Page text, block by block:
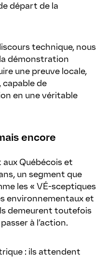
départ de la
technique, nous
démonstration
une preuve locale,
de
en une véritable
encore
aux Québécois et
un segment que
les « VÉ-sceptiques
environnementaux et
demeurent toutefois
à l’action.
: ils attendent